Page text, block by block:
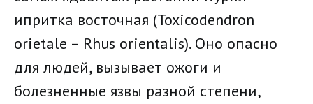
ипритка восточная (Toxicodendron
orietale – Rhus orientalis). Оно опасно
для людей, вызывает ожоги и
болезненные язвы разной степени,